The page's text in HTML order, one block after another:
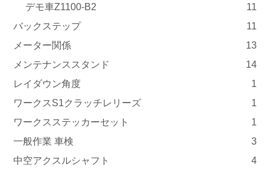
デモ車Z1100-B2
11
バックステップ
11
メーター関係
13
メンテナンススタンド
14
レイダウン角度
1
ワークスS1クラッチレリーズ
1
ワークスステッカーセット
1
一般作業 車検
3
中空アクスルシャフト
4